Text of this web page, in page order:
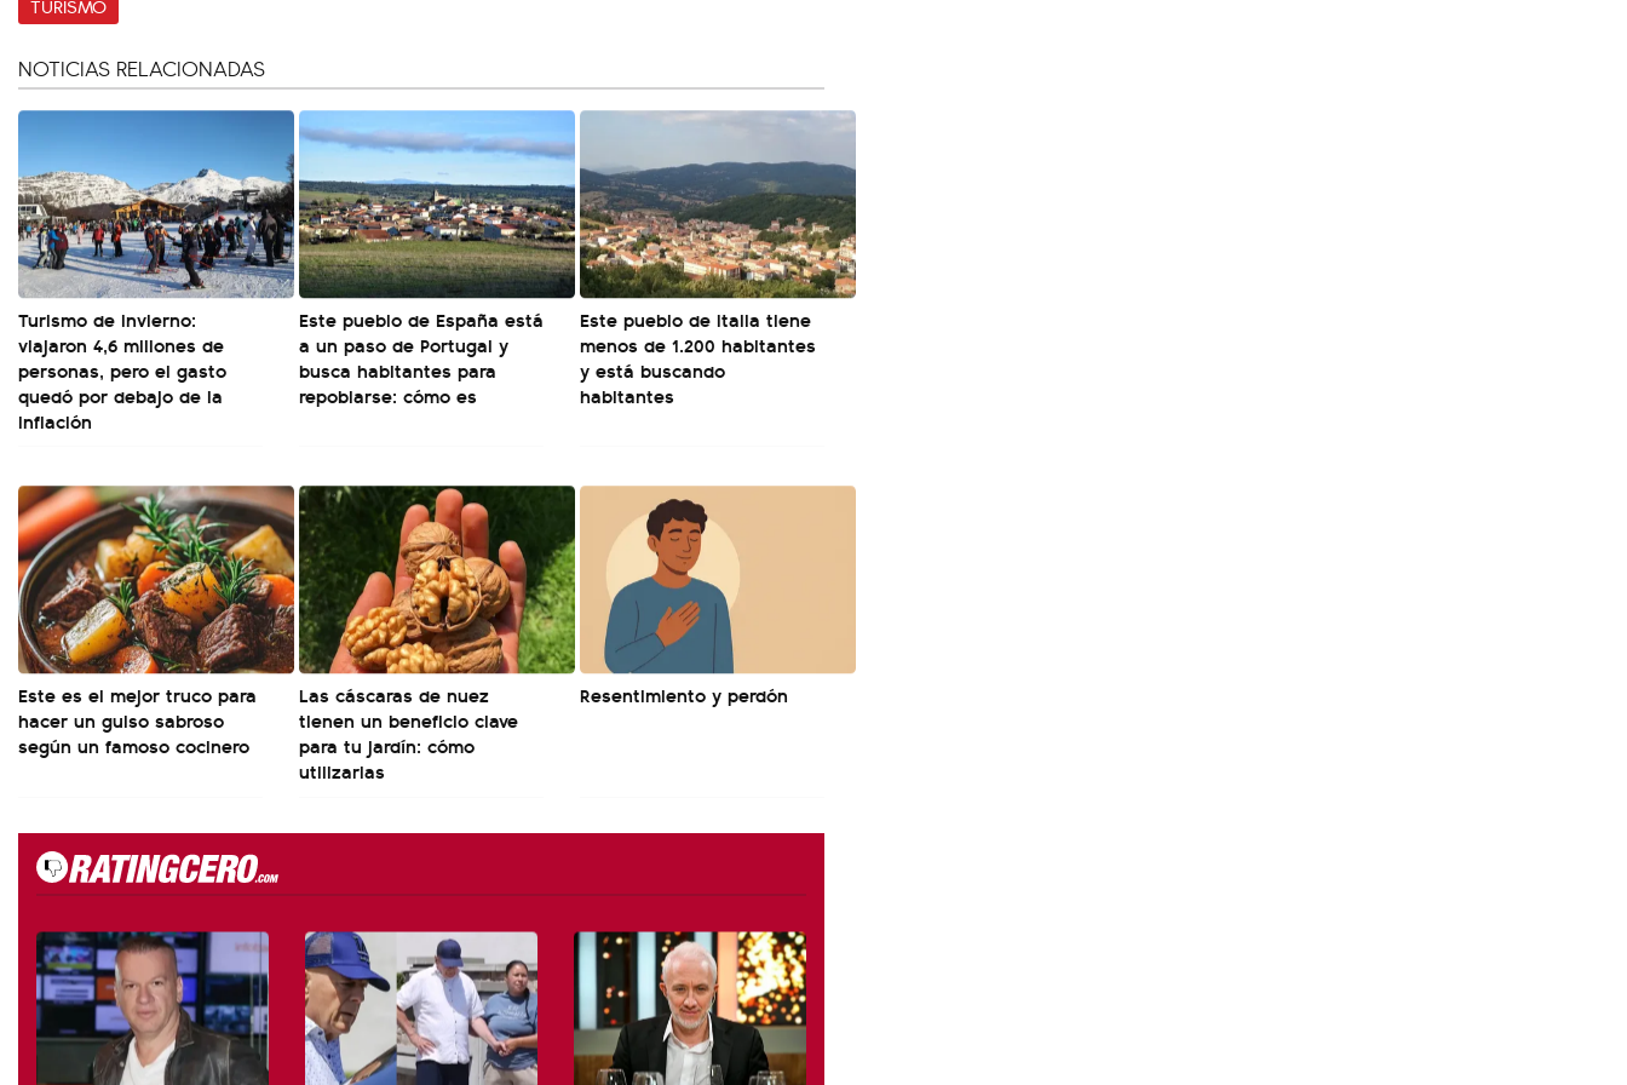
TURISMO
NOTICIAS RELACIONADAS
Turismo de invierno:
viajaron 4,6 millones de
personas, pero el gasto
quedó por debajo de la
inflación
Este pueblo de España está
a un paso de Portugal y
busca habitantes para
repoblarse: cómo es
Este pueblo de Italia tiene
menos de 1.200 habitantes
y está buscando
habitantes
Este es el mejor truco para
hacer un guiso sabroso
según un famoso cocinero
Las cáscaras de nuez
tienen un beneficio clave
para tu jardín: cómo
utilizarlas
Resentimiento y perdón